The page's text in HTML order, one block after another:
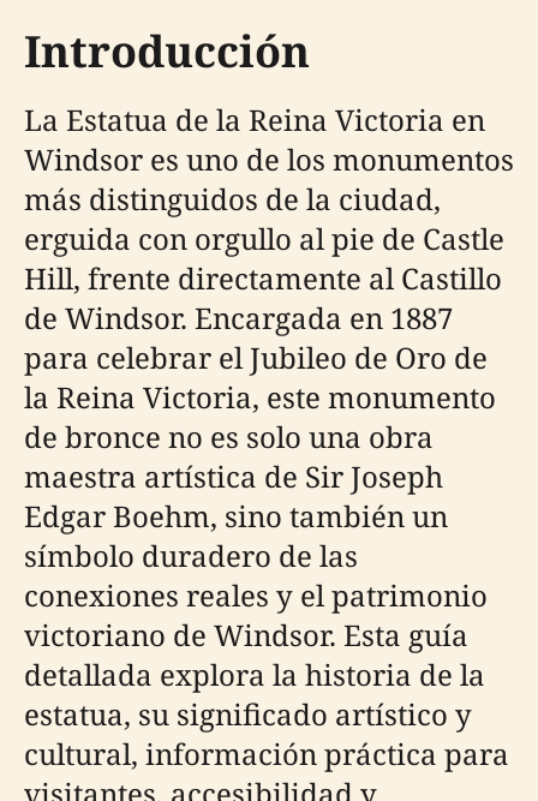
Introducción
La Estatua de la Reina Victoria en
Windsor es uno de los monumentos
más distinguidos de la ciudad,
erguida con orgullo al pie de Castle
Hill, frente directamente al Castillo
de Windsor. Encargada en 1887
para celebrar el Jubileo de Oro de
la Reina Victoria, este monumento
de bronce no es solo una obra
maestra artística de Sir Joseph
Edgar Boehm, sino también un
símbolo duradero de las
conexiones reales y el patrimonio
victoriano de Windsor. Esta guía
detallada explora la historia de la
estatua, su significado artístico y
cultural, información práctica para